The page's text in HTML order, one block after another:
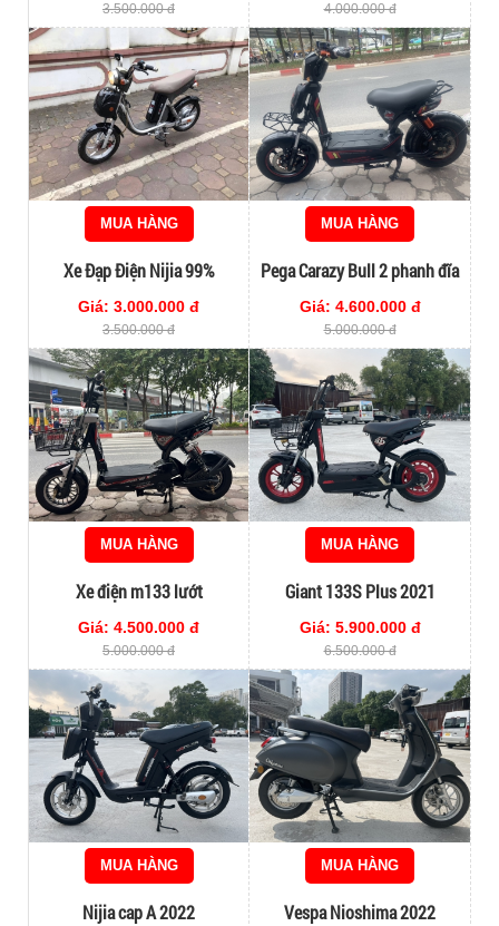
3.500.000 đ 4.000.000 đ
MUA HÀNG
Xe Đạp Điện Nijia 99%
Giá: 3.000.000 đ
3.500.000 đ
MUA HÀNG
Pega Carazy Bull 2 phanh đĩa
Giá: 4.600.000 đ
5.000.000 đ
MUA HÀNG
Xe điện m133 lướt
Giá: 4.500.000 đ
5.000.000 đ
MUA HÀNG
Giant 133S Plus 2021
Giá: 5.900.000 đ
6.500.000 đ
MUA HÀNG
Nijia cap A 2022
MUA HÀNG
Vespa Nioshima 2022